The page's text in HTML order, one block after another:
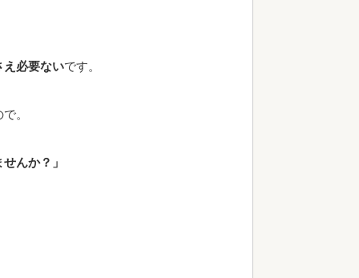
え必要ないです。
。
んか？」